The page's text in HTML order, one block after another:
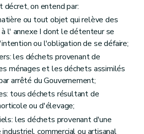
décret, on entend par:
ou tout objet qui relève des
l' annexe I dont le détenteur se
ou l'obligation de se défaire;
les déchets provenant de
ménages et les déchets assimilés
arrêté du Gouvernement;
tous déchets résultant de
ou d'élevage;
les déchets provenant d'une
commercial ou artisanal